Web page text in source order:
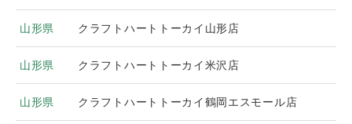
山形県 クラフトハートトーカイ山形店
山形県 クラフトハートトーカイ米沢店
山形県 クラフトハートトーカイ鶴岡エスモール店